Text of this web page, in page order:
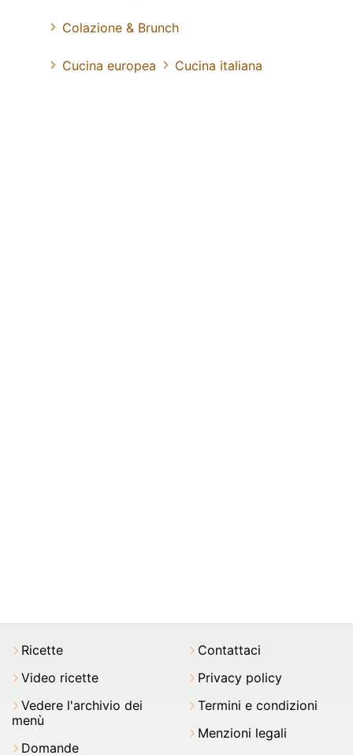
Colazione & Brunch
Cucina europea Cucina italiana
Ricette
Video ricette
Vedere l'archivio dei
menù
Domande
Contattaci
Privacy policy
Termini e condizioni
Menzioni legali